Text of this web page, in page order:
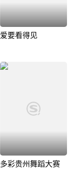
爱要看得见
多彩贵州舞蹈大赛